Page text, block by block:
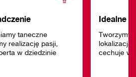
taneczne
realizację pasji,
w dziedzinie
Idealne
Tworzymy
cechuje